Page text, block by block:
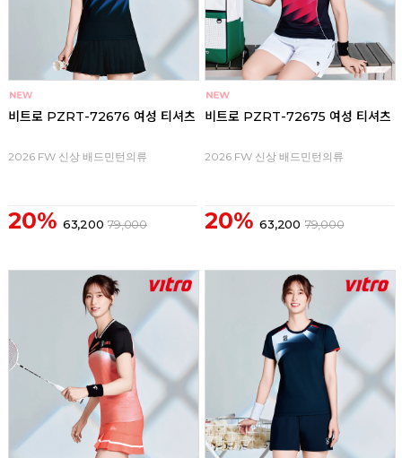
비트로 PZRT-72676 여성 티셔츠
2026 FW 신상 배드민턴의류
20% 63,200 79,000
비트로 PZRT-72675 여성 티셔츠
2026 FW 신상 배드민턴의류
20% 63,200 79,000